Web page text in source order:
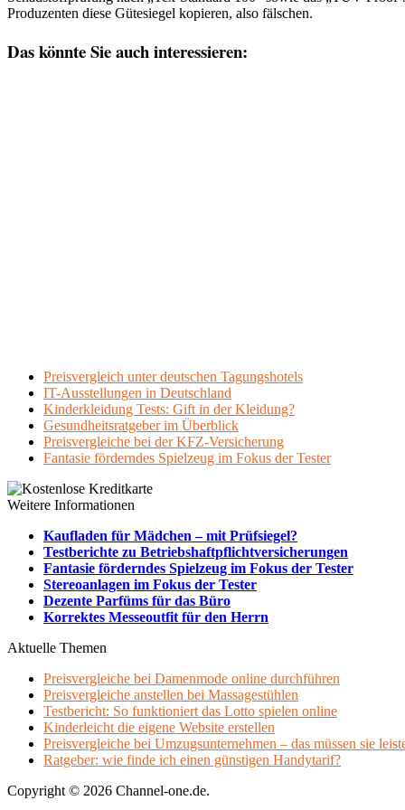
Produzenten diese Gütesiegel kopieren, also fälschen.
Das könnte Sie auch interessieren:
Preisvergleich unter deutschen Tagungshotels
IT-Ausstellungen in Deutschland
Kinderkleidung Tests: Gift in der Kleidung?
Gesundheitsratgeber im Überblick
Preisvergleiche bei der KFZ-Versicherung
Fantasie förderndes Spielzeug im Fokus der Tester
Weitere Informationen
Kaufladen für Mädchen – mit Prüfsiegel?
Testberichte zu Betriebshaftpflichtversicherungen
Fantasie förderndes Spielzeug im Fokus der Tester
Stereoanlagen im Fokus der Tester
Dezente Parfüms für das Büro
Korrektes Messeoutfit für den Herrn
Aktuelle Themen
Preisvergleiche bei Damenmode online durchführen
Preisvergleiche anstellen bei Massagestühlen
Testbericht: So funktioniert das Lotto spielen online
Kinderleicht die eigene Website erstellen
Preisvergleiche bei Umzugsunternehmen – das müssen sie
Ratgeber: wie finde ich einen günstigen Handytarif?
Copyright © 2026 Channel-one.de.